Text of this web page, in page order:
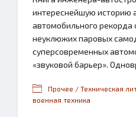
интереснейшую историю
автомобильного рекорда
неуклюжих паровых
суперсовременных
«звуковой барьер».
Прочее / Техническая
военная техника